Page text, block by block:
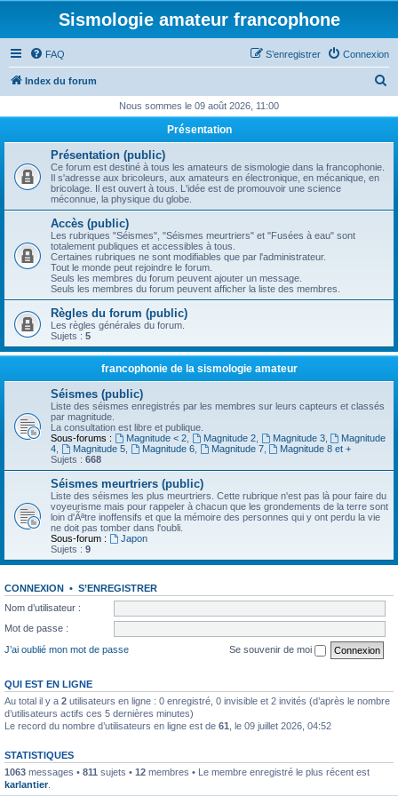
Sismologie amateur francophone
FAQ Connexion
S’enregistrer
Index du forum
h
c
Nous sommes le 09 août 2026, 11:00
Présentation
Présentation (public)
Ce forum est destiné à tous les amateurs de sismologie dans la francophonie.
Il s'adresse aux bricoleurs, aux amateurs en électronique, en mécanique, en
bricolage. Il est ouvert à tous. L'idée est de promouvoir une science
méconnue, la physique du globe.
Accès (public)
Les rubriques "Séismes", "Séismes meurtriers" et "Fusées à eau" sont
totalement publiques et accessibles à tous.
Certaines rubriques ne sont modifiables que par l'administrateur.
Tout le monde peut rejoindre le forum.
Seuls les membres du forum peuvent ajouter un message.
Seuls les membres du forum peuvent afficher la liste des membres.
Règles du forum (public)
Les règles générales du forum.
Sujets : 5
francophonie de la sismologie amateur
Séismes (public)
Liste des séismes enregistrés par les membres sur leurs capteurs et classés
par magnitude.
La consultation est libre et publique.
Sous-forums :
Magnitude < 2, Magnitude 2, Magnitude 3,
Magnitude
4
Magnitude 5, Magnitude 6, Magnitude 7,
Magnitude 8 et +
Sujets : 668
Séismes meurtriers (public)
Liste des séismes les plus meurtriers. Cette rubrique n'est pas là pour faire du
voyeurisme mais pour rappeler à chacun que les grondements de la terre sont
loin d'Ãªtre inoffensifs et que la mémoire des personnes qui y ont perdu la vie
ne doit pas tomber dans l'oubli.
Sous-forum :
Japon
Sujets : 9
CONNEXION • S’ENREGISTRER
Nom d’utilisateur :
Mot de passe :
J’ai oublié mon mot de passe
Se souvenir de moi
QUI EST EN LIGNE
Au total il y a 2 utilisateurs en ligne : 0 enregistré, 0 invisible et 2 invités (d’après le nombre
d’utilisateurs actifs ces 5 dernières minutes)
Le record du nombre d’utilisateurs en ligne est de 61 , le 09 juillet 2026, 04:52
STATISTIQUES
1063 messages • 811 sujets • 12 membres • Le membre enregistré le plus récent est
karlantier.